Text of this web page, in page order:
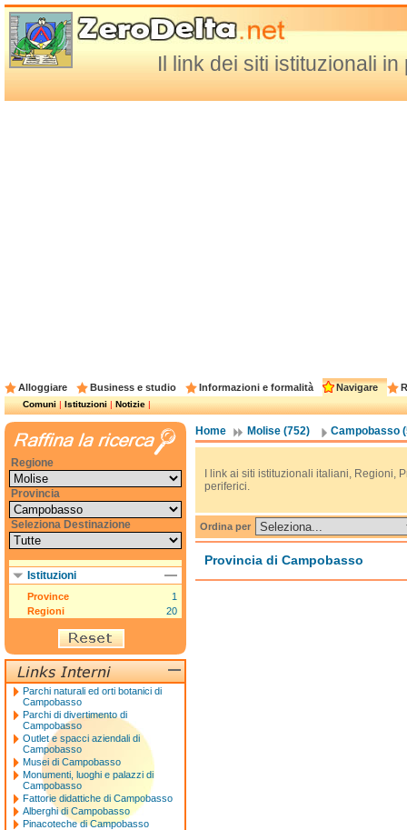
Il link dei siti istituzionali
Alloggiare Business e studio Informazioni e formalità Navigare
Comuni|Istituzioni|Notizie|
Home Molise (752) Campobasso
I link ai siti istituzionali italiani, Regioni,
periferici.
Ordina per
Provincia di Campobasso
Regione
Provincia
Seleziona Destinazione
Istituzioni
Province
1
Regioni
20
Parchi naturali ed orti botanici di
Campobasso
Parchi di divertimento di
Campobasso
Outlet e spacci aziendali di
Campobasso
Musei di Campobasso
Monumenti, luoghi e palazzi di
Campobasso
Fattorie didattiche di Campobasso
Alberghi di Campobasso
Pinacoteche di Campobasso